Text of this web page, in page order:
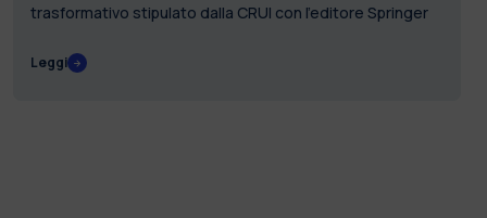
trasformativo stipulato dalla CRUI con l'editore Springer
Leggi